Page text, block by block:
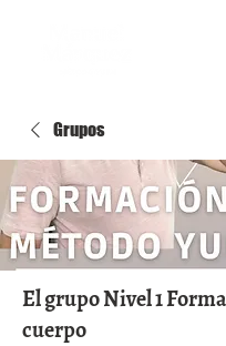
Grupos
El grupo Nivel 1
cuerpo